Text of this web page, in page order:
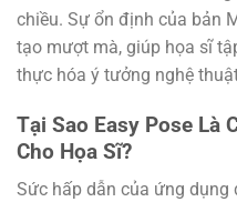
chiều. Sự ổn định của bản
tạo mượt mà, giúp họa sĩ
thực hóa ý tưởng nghệ
Tại Sao Easy Pose Là
Cho Họa Sĩ?
Sức hấp dẫn của ứng